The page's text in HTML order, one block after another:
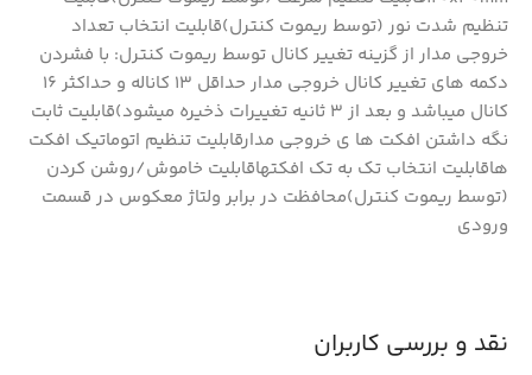
تنظیم شدت نور (توسط ریموت کنترل)قابلیت انتخاب تعداد
خروجی مدار از گزینه تغییر کانال توسط ریموت کنترل: با فشردن
دکمه های تغییر کانال خروجی مدار حداقل 13 کاناله و حداکثر 16
کانال میباشد و بعد از 3 ثانیه تغییرات ذخیره میشود)قابلیت ثابت
نگه داشتن افکت ها ی خروجی مدارقابلیت تنظیم اتوماتیک افکت
هاقابلیت انتخاب تک به تک افکتهاقابلیت خاموش/روشن کردن
(توسط ریموت کنترل)محافظت در برابر ولتاژ معکوس در قسمت
ورودی
نقد و بررسی کاربران